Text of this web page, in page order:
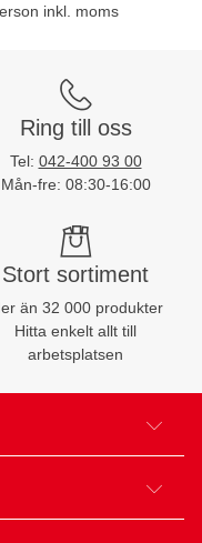
inkl. moms
Ring till oss
Tel: 042-400 93 00
Mån-fre: 08:30-16:00
Stort sortiment
än 32 000 produkter
Hitta enkelt allt till
arbetsplatsen